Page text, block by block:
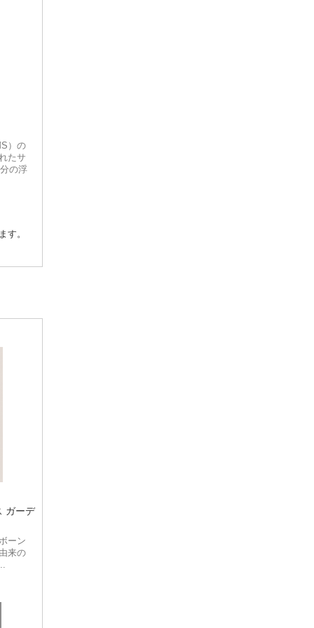
）の
たサ
の浮
す。
ガーデ
ーン
来の